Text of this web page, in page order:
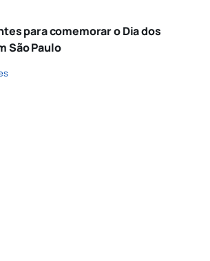
para comemorar o Dia dos
São Paulo